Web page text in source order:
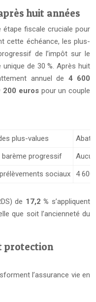
huit années
étape fiscale cruciale pour
cette échéance, les plus-
de l’impôt sur le
de 30 %. Après huit
annuel de 4 600
200 eurospour un couple
plus-values
barème progressif
Aucun
sociaux 4
de 17,2 % s’appliquent
que soit l’ancienneté du
protection
l’assurance vie en